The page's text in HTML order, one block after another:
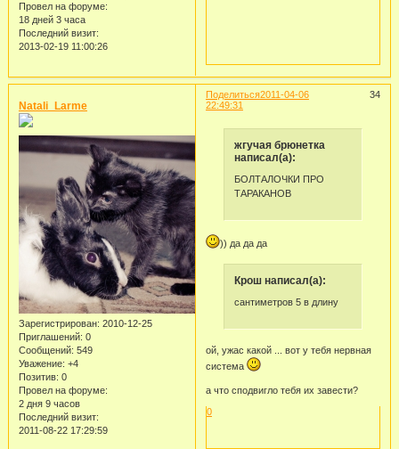
Провел на форуме:
18 дней 3 часа
Последний визит:
2013-02-19 11:00:26
Поделиться 34
2011-04-06
22:49:31
Natali_Larme
Зарегистрирован: 2010-12-25
Приглашений: 0
Сообщений: 549
Уважение: +4
Позитив: 0
Провел на форуме:
2 дня 9 часов
Последний визит:
2011-08-22 17:29:59
жгучая брюнетка
написал(а):
БОЛТАЛОЧКИ ПРО
ТАРАКАНОВ
)) да да да
Крош написал(а):
сантиметров 5 в длину
ой, ужас какой ... вот у тебя нервная
система
а что сподвигло тебя их завести?
0